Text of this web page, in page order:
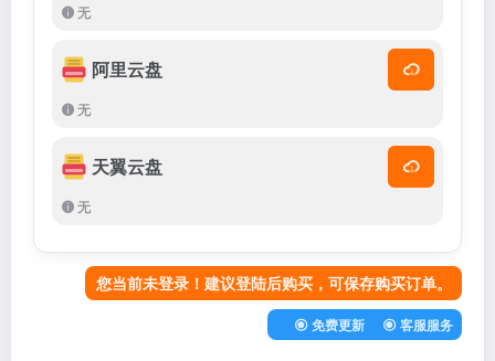
无
阿里云盘
无
天翼云盘
无
您当前未登录！建议登陆后购买，可保存购买订单。
免费更新 客服服务